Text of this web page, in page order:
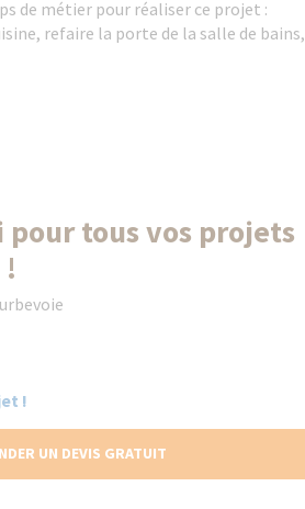
de métier pour réaliser ce projet :
refaire la porte de la salle de bains,
pour tous vos projets
!
UN DEVIS GRATUIT